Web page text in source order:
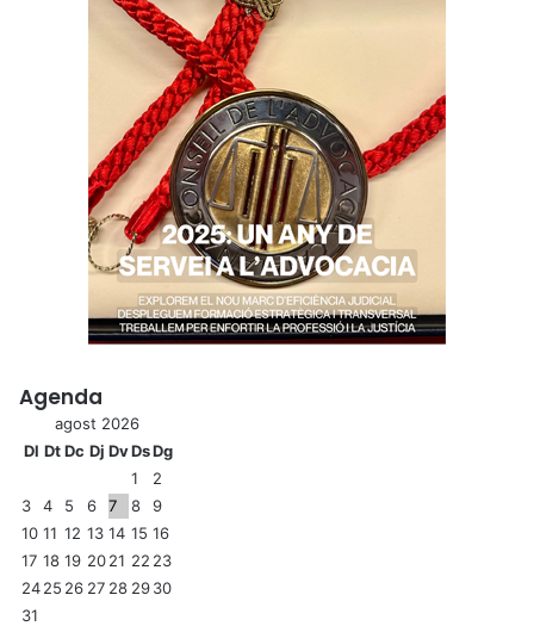
Agenda
agost 2026
Dl DtDc Dj DvDsDg
1
2
3
4 5 6 7 8
9
10 11 12 13 14 15 16
17 18 19 2021 22 23
2425 26 27 28 2930
31